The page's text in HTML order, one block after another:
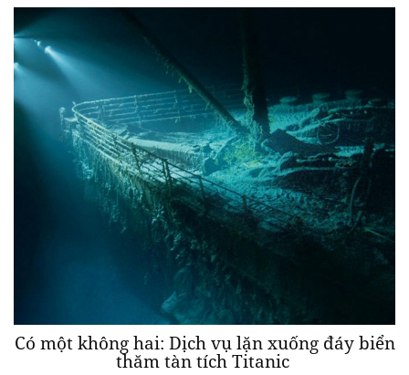
Có một không hai: Dịch vụ lặn xuống đáy biển
thăm tàn tích Titanic